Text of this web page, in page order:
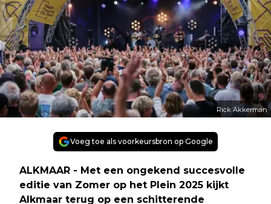
Rick Akkerman
Voeg toe als voorkeursbron op Google
ALKMAAR - Met een ongekend succesvolle
editie van Zomer op het Plein 2025 kijkt
Alkmaar terug op een schitterende